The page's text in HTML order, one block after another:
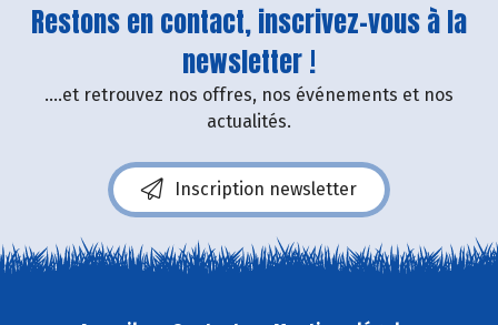
Restons en contact, inscrivez-vous à la
newsletter !
....et retrouvez nos offres, nos événements et nos
actualités.
Inscription newsletter